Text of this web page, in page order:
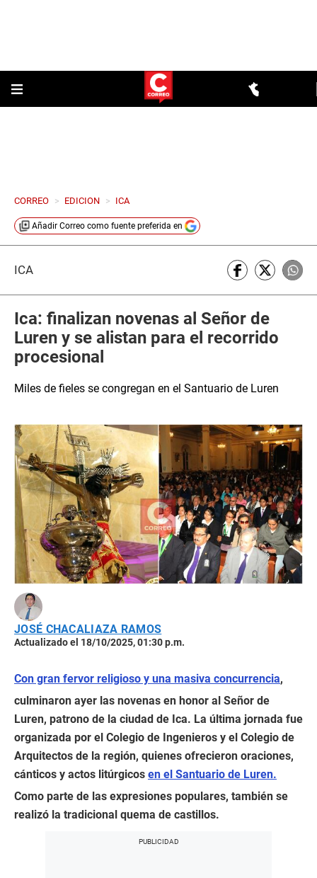
CORREO > EDICION > ICA
Añadir Correo como fuente preferida en
ICA
Ica: finalizan novenas al Señor de
Luren y se alistan para el recorrido
procesional
Miles de fieles se congregan en el Santuario de Luren
JOSÉ CHACALIAZA RAMOS
Actualizado el 18/10/2025, 01:30 p.m.
Con gran fervor religioso y una masiva concurrencia,
culminaron ayer las novenas en honor al Señor de
Luren, patrono de la ciudad de Ica. La última jornada fue
organizada por el Colegio de Ingenieros y el Colegio de
Arquitectos de la región, quienes ofrecieron oraciones,
cánticos y actos litúrgicos en el Santuario de Luren.
Como parte de las expresiones populares, también se
realizó la tradicional quema de castillos.